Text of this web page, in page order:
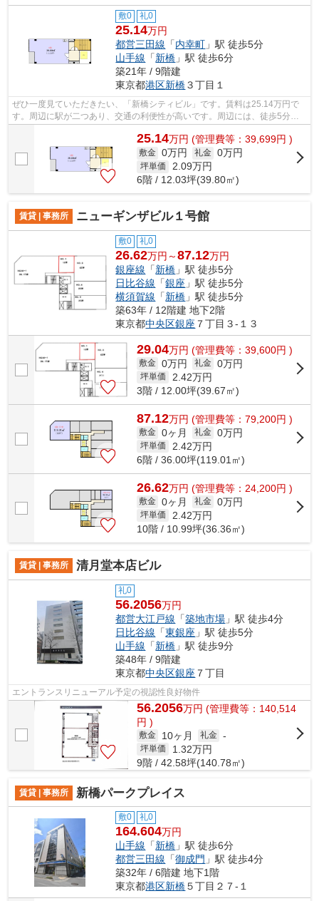
敷0 礼0
25.14万円
都営三田線 「内幸町 」駅 徒歩5分
山手線 「新橋 」駅 徒歩6分
築21年 / 9階建
東京都港区新橋３丁目１
ぜひ一度見ていただきたい、「新橋シティビル」です。賃料は25.14万円で
す。周辺に駅が二つあり、交通の利便性が高いです。周辺には、徒歩5分で
25.14万円 (管理費等：39,699円 )
敷金 0万円 礼金 0万円
坪単価 2.09万円
6階 / 12.03坪(39.80㎡)
賃貸 | 事務所 ニューギンザビル１号館
敷0 礼0
26.62万円～87.12万円
銀座線 「新橋 」駅 徒歩5分
日比谷線 「銀座 」駅 徒歩5分
横須賀線 「新橋 」駅 徒歩5分
築63年 / 12階建 地下2階
東京都中央区銀座 ７丁目３-１３
29.04万円 (管理費等：39,600円 )
敷金 0万円 礼金 0万円
坪単価 2.42万円
3階 / 12.00坪(39.67㎡)
87.12万円 (管理費等：79,200円 )
敷金 0ヶ月 礼金 0万円
坪単価 2.42万円
6階 / 36.00坪(119.01㎡)
26.62万円 (管理費等：24,200円 )
敷金 0ヶ月 礼金 0万円
坪単価 2.42万円
10階 / 10.99坪(36.36㎡)
賃貸 | 事務所 清月堂本店ビル
礼0
56.2056万円
都営大江戸線 「築地市場 」駅 徒歩4分
日比谷線 「東銀座 」駅 徒歩5分
山手線 「新橋 」駅 徒歩9分
築48年 / 9階建
東京都中央区銀座 ７丁目
エントランスリニューアル予定の視認性良好物件
56.2056万円 (管理費等：140,514
円 )
敷金 10ヶ月 礼金 -
坪単価 1.32万円
9階 / 42.58坪(140.78㎡)
賃貸 | 事務所 新橋パークプレイス
敷0 礼0
164.604万円
山手線 「新橋 」駅 徒歩6分
都営三田線 「御成門 」駅 徒歩4分
築32年 / 6階建 地下1階
東京都港区新橋５丁目２７-１